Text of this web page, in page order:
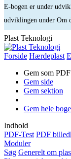
E-bogen er under
udviklingen under Om
Plast Teknologi
Forside Hærdeplast
Gem som PDF
Gem side
Gem sektion
Gem hele
Indhold
PDF-Test PDF
Moduler
Søg Generelt om